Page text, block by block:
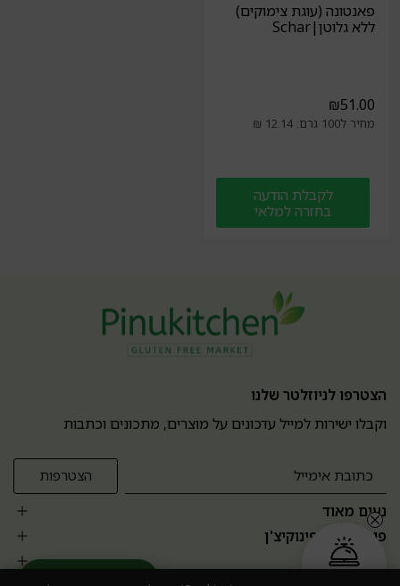
פאנטונה (עוגת צימוקים)
ללא גלוטן|Schar
₪51.00
מחיר ל100 גרם: 12.14 ₪
לקבלת הודעה
בחזרה למלאי
הצטרפו לניוזלטר שלנו
וקבלו ישירות למייל עדכונים על מוצרים, מתכונים וכתבות
נעים מאוד
פופולרים בפינוקיצ'ן
אזור אישי